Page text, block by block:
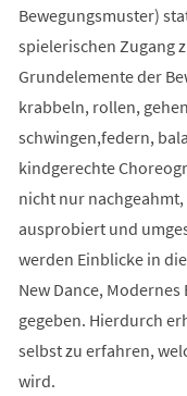
Bewegungsmuster)
spielerischen Zugang
Grundelemente der
krabbeln, rollen,
schwingen,federn,
kindgerechte
nicht nur
ausprobiert und
werden Einblicke in
New Dance,
gegeben. Hierdurch
selbst zu erfahren,
wird.